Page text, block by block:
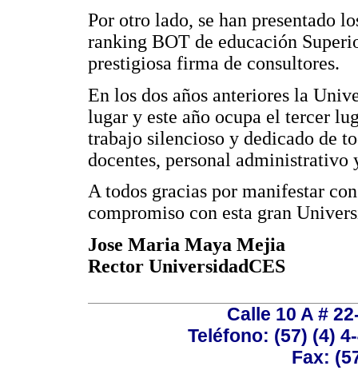
Por otro lado, se han presentado
ranking BOT de educación
prestigiosa firma de consultores.
En los dos años anteriores la
lugar y este año ocupa el tercer
trabajo silencioso y dedicado de
docentes, personal administrativo
A todos gracias por manifestar
compromiso con esta gran
Jose Maria Maya Mejia
Rector UniversidadCES
Calle 10 A #
Teléfono: (57) (4)
Fax: